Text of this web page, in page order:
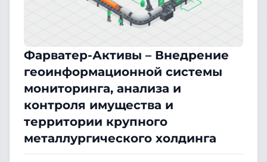
Фарватер-Активы – Внедрение
геоинформационной системы
мониторинга, анализа и
контроля имущества и
территории крупного
металлургического холдинга